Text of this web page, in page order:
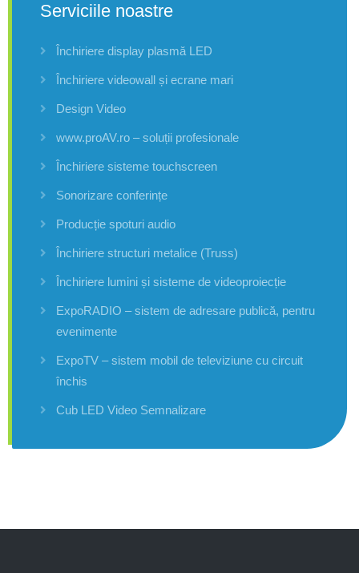
Serviciile noastre
Închiriere display plasmă LED
Închiriere videowall și ecrane mari
Design Video
www.proAV.ro – soluții profesionale
Închiriere sisteme touchscreen
Sonorizare conferințe
Producție spoturi audio
Închiriere structuri metalice (Truss)
Închiriere lumini și sisteme de videoproiecție
ExpoRADIO – sistem de adresare publică, pentru
evenimente
ExpoTV – sistem mobil de televiziune cu circuit
închis
Cub LED Video Semnalizare